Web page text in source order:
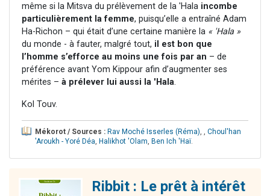
même si la Mitsva du prélèvement de la 'Hala incombe
particulièrement la femme, puisqu’elle a entraîné Adam
Ha-Richon – qui était d’une certaine manière la « 'Hala »
du monde - à fauter, malgré tout, il est bon que
l’homme s’efforce au moins une fois par an – de
préférence avant Yom Kippour afin d’augmenter ses
mérites – à prélever lui aussi la 'Hala.
Kol Touv.
Mékorot / Sources : Rav Moché Isserles (Réma), , Choul'han
'Aroukh - Yoré Déa, Halikhot 'Olam, Ben Ich 'Haï.
Ribbit : Le prêt à intérêt